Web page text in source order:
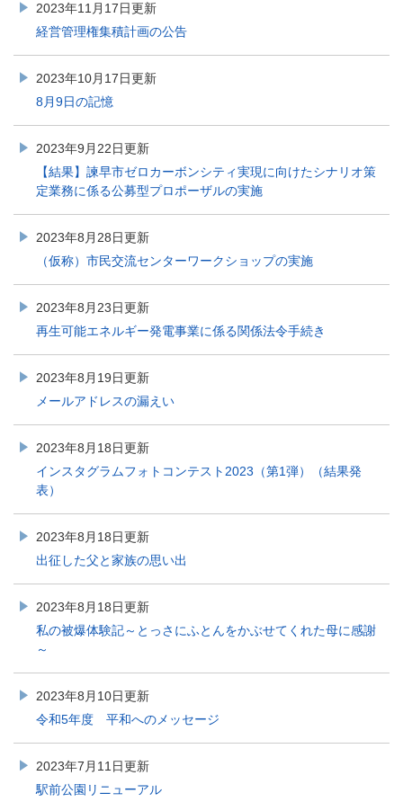
2023年11月17日更新
経営管理権集積計画の公告
2023年10月17日更新
8月9日の記憶
2023年9月22日更新
【結果】諫早市ゼロカーボンシティ実現に向けたシナリオ策
定業務に係る公募型プロポーザルの実施
2023年8月28日更新
（仮称）市民交流センターワークショップの実施
2023年8月23日更新
再生可能エネルギー発電事業に係る関係法令手続き
2023年8月19日更新
メールアドレスの漏えい
2023年8月18日更新
インスタグラムフォトコンテスト2023（第1弾）（結果発
表）
2023年8月18日更新
出征した父と家族の思い出
2023年8月18日更新
私の被爆体験記～とっさにふとんをかぶせてくれた母に感謝
～
2023年8月10日更新
令和5年度 平和へのメッセージ
2023年7月11日更新
駅前公園リニューアル